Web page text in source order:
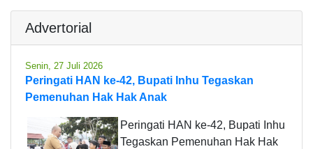
Advertorial
Senin, 27 Juli 2026
Peringati HAN ke-42, Bupati Inhu Tegaskan
Pemenuhan Hak Hak Anak
Peringati HAN ke-42, Bupati Inhu
Tegaskan Pemenuhan Hak Hak